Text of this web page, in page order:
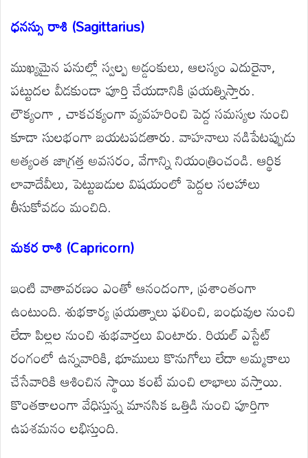
ధనస్సు రాశి (Sagittarius)
ముఖ్యమైన పనుల్లో స్వల్ప అడ్డంకులు, ఆలస్యం ఎదురైనా,
పట్టుదల వీడకుండా పూర్తి చేయడానికి ప్రయత్నిస్తారు.
లౌక్యంగా , చాకచక్యంగా వ్యవహరించి పెద్ద సమస్యల నుంచి
కూడా సులభంగా బయటపడతారు. వాహనాలు నడిపేటప్పుడు
అత్యంత జాగ్రత్త అవసరం, వేగాన్ని నియంత్రించండి. ఆర్థిక
లావాదేవీలు, పెట్టుబడుల విషయంలో పెద్దల సలహాలు
తీసుకోవడం మంచిది.
మకర రాశి (Capricorn)
ఇంటి వాతావరణం ఎంతో ఆనందంగా, ప్రశాంతంగా
ఉంటుంది. శుభకార్య ప్రయత్నాలు ఫలించి, బంధువుల నుంచి
లేదా పిల్లల నుంచి శుభవార్తలు వింటారు. రియల్ ఎస్టేట్
రంగంలో ఉన్నవారికి, భూములు కొనుగోలు లేదా అమ్మకాలు
చేసేవారికి ఆశించిన స్థాయి కంటే మంచి లాభాలు వస్తాయి.
కొంతకాలంగా వేధిస్తున్న మానసిక ఒత్తిడి నుంచి పూర్తిగా
ఉపశమనం లభిస్తుంది.